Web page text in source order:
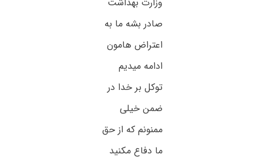
صادر بشه ما به
اعتراض هامون
ادامه میدیم
توکل بر خدا در
ضمن خیلی
ممنونم که از حق
ما دفاع مکنید